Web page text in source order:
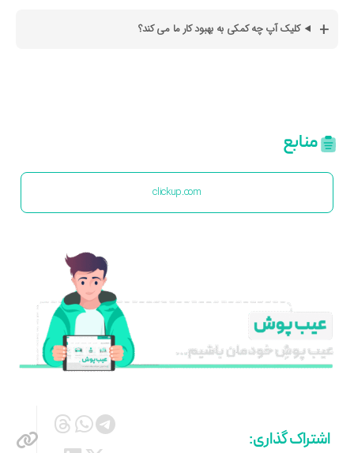
کلیک آپ چه کمکی به بهبود کار ما می کند؟
منابع
clickup.com
اشتراک گذاری: